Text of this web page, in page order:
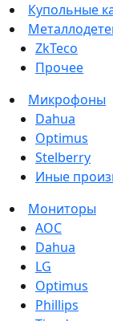
Купольные
ZkTeco
Прочее
Микрофоны
Dahua
Optimus
Stelberry
Иные
Мониторы
AOC
Dahua
LG
Optimus
Phillips